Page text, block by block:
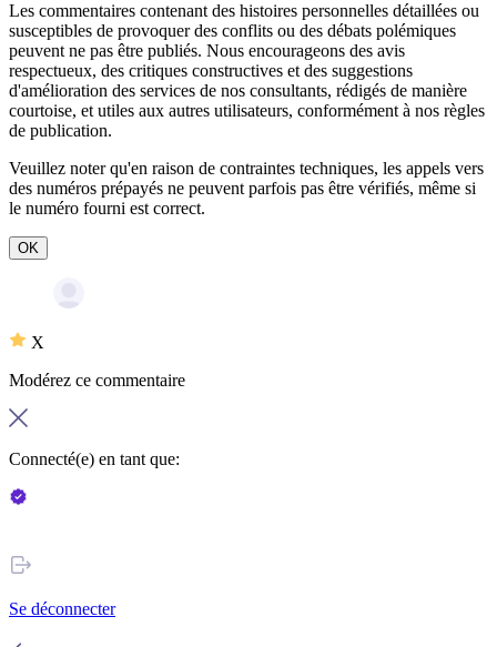
Les commentaires contenant des histoires personnelles détaillées ou
susceptibles de provoquer des conflits ou des débats polémiques
peuvent ne pas être publiés. Nous encourageons des avis
respectueux, des critiques constructives et des suggestions
d'amélioration des services de nos consultants, rédigés de manière
courtoise, et utiles aux autres utilisateurs, conformément à nos règles
de publication.
Veuillez noter qu'en raison de contraintes techniques, les appels vers
des numéros prépayés ne peuvent parfois pas être vérifiés, même si
le numéro fourni est correct.
OK
X
Modérez ce commentaire
Connecté(e) en tant que:
Se déconnecter